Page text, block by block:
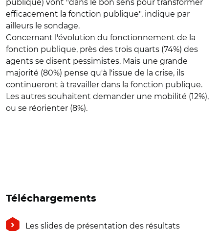
publique) vont "dans le bon sens pour transformer
efficacement la fonction publique", indique par
ailleurs le sondage.
Concernant l'évolution du fonctionnement de la
fonction publique, près des trois quarts (74%) des
agents se disent pessimistes. Mais une grande
majorité (80%) pense qu'à l'issue de la crise, ils
continueront à travailler dans la fonction publique.
Les autres souhaitent demander une mobilité (12%),
ou se réorienter (8%).
Téléchargements
Les slides de présentation des résultats